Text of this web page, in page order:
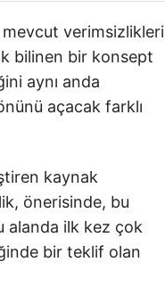
mevcut verimsizlikleri
bilinen bir konsept
aynı anda
açacak farklı
kaynak
önerisinde, bu
alanda ilk kez çok
bir teklif olan